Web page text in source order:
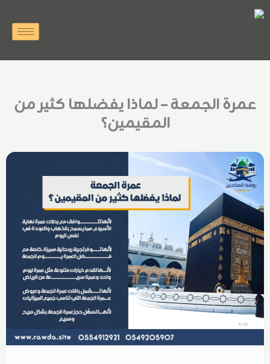
تخطي
إلى
عمرة الجمعة – لماذا يفضلها كثير من
المقيمين؟